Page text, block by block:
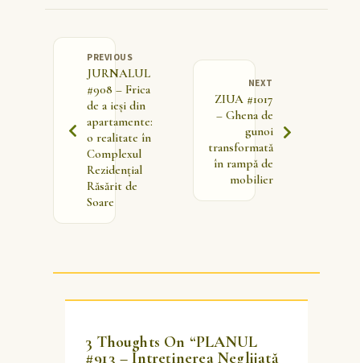
PREVIOUS
JURNALUL
#908 – Frica
de a ieși din
apartamente:
o realitate în
Complexul
Rezidențial
Răsărit de
Soare
NEXT
ZIUA #1017
– Ghena de
gunoi
transformată
în rampă de
mobilier
3 Thoughts On “PLANUL
#913 – Întreținerea Neglijată